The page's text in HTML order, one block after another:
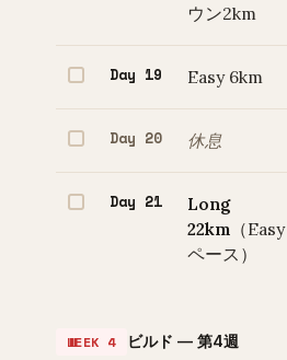
ウン2km
Day 19 Easy 6km
Day 20 休息
Day 21
Long
22km （Easy
ペース）
WEEK 4 ビルド — 第4週